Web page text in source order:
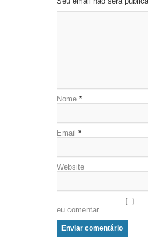
Nome *
Email *
Website
eu comentar.